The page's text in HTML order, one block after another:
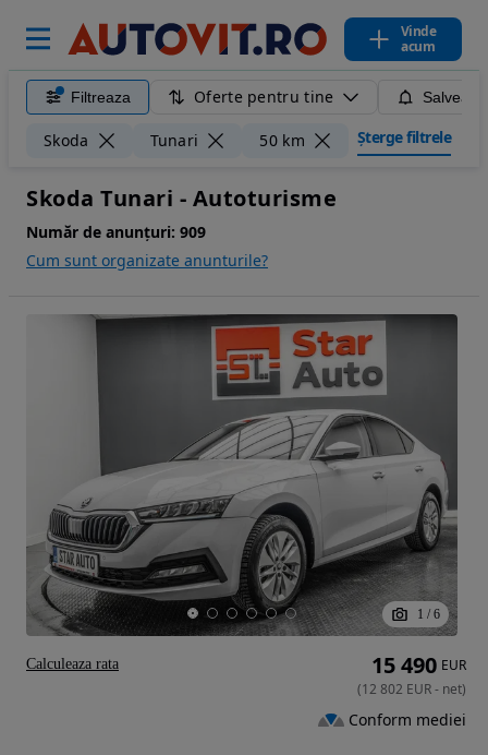
Vinde
acum
Filtreaza Oferte pentru tine
Skoda Tunari 50 km Șterge filtrele
Skoda Tunari - Autoturisme
Număr de anunțuri: 909
Cum sunt organizate anunturile?
1 / 6
15 490 EUR
(12 802 EUR- net)
Conform mediei
Calculeaza rata